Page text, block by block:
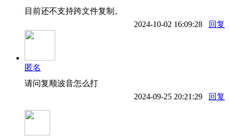
目前还不支持跨文件复制。
2024-10-02 16:09:28
回复
匿名
请问复顺波音怎么打
2024-09-25 20:21:29
回复